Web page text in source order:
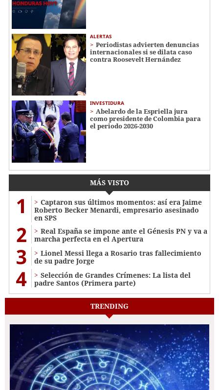
ALERTAS
Periodistas advierten denuncias
internacionales si se dilata caso
contra Roosevelt Hernández
INVESTIDURA
Abelardo de la Espriella jura
como presidente de Colombia para
el periodo 2026-2030
MÁS VISTO
1
Captaron sus últimos momentos: así era Jaime
Roberto Becker Menardi​​​, empresario asesinado
en SPS
2
Real España se impone ante el Génesis PN y va a
marcha perfecta en el Apertura
3
Lionel Messi llega a Rosario tras fallecimiento
de su padre Jorge
4
Selección de Grandes Crímenes: La lista del
padre Santos (Primera parte)
TRENDING